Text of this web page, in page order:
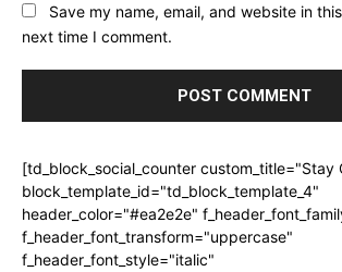
Save my name, email, and website in
next time I comment.
[td_block_social_counter custom_title="Stay
block_template_id="td_block_template_4"
header_color="#ea2e2e"
f_header_font_transform="uppercase"
f_header_font_style="italic"